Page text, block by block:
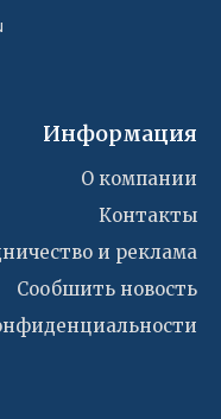
Информация
О компании
Контакты
и реклама
Сообшить новость